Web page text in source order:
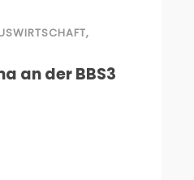
,
an der BBS3